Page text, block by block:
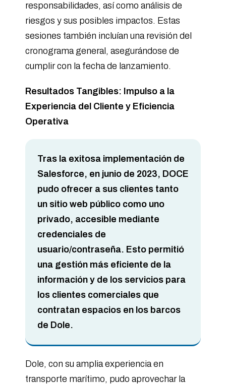
responsabilidades, así como análisis de
riesgos y sus posibles impactos. Estas
sesiones también incluían una revisión del
cronograma general, asegurándose de
cumplir con la fecha de lanzamiento.
Resultados Tangibles: Impulso a la
Experiencia del Cliente y Eficiencia
Operativa
Tras laexitosa implementación de
Salesforce, en junio de 2023, DOCE
pudo ofrecer a sus clientes tanto
un sitio web público como uno
privado, accesible mediante
credenciales de
usuario/contraseña. Esto permitió
una gestión más eficiente de la
información y de los servicios para
los clientes comerciales que
contratan espacios en los barcos
de Dole.
Dole, con su amplia experiencia en
transporte marítimo, pudo aprovechar la